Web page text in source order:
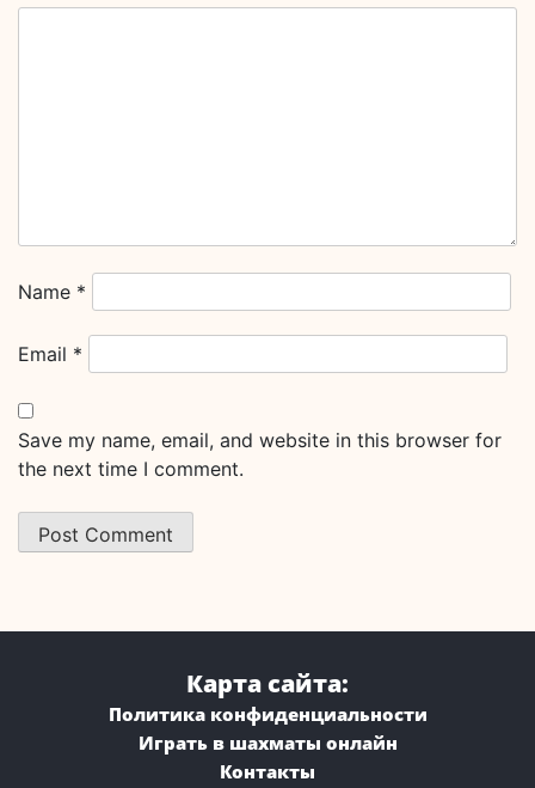
Name *
Email *
Save my name, email, and website in this browser for
the next time I comment.
Карта сайта:
Политика конфиденциальности
Играть в шахматы онлайн
Контакты